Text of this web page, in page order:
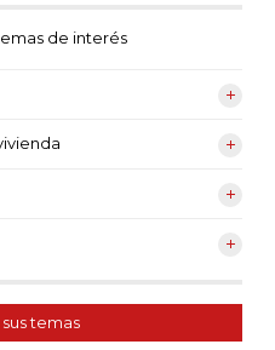
de interés
temas